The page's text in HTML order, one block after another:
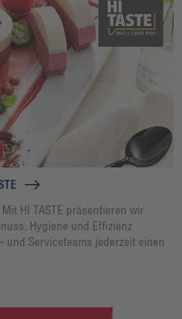
HI TASTE präsentieren wir
Hygiene und Effizienz
und Serviceteams jederzeit einen